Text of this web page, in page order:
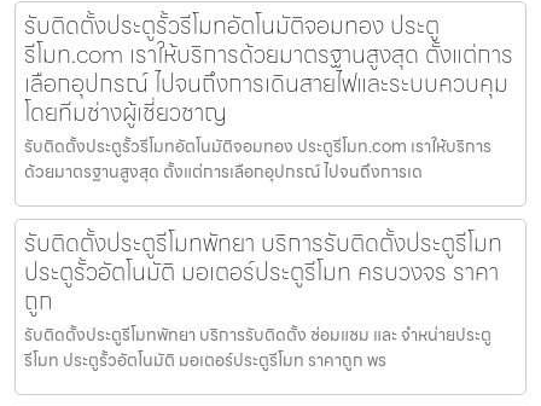
รับติดตั้งประตูรั้วรีโมทอัตโนมัติจอมทอง ประตู
รีโมท.com เราให้บริการด้วยมาตรฐานสูงสุด ตั้งแต่การ
เลือกอุปกรณ์ ไปจนถึงการเดินสายไฟและระบบควบคุม
โดยทีมช่างผู้เชี่ยวชาญ
รับติดตั้งประตูรั้วรีโมทอัตโนมัติจอมทอง ประตูรีโมท.com เราให้บริการ
ด้วยมาตรฐานสูงสุด ตั้งแต่การเลือกอุปกรณ์ ไปจนถึงการเด
รับติดตั้งประตูรีโมทพัทยา บริการรับติดตั้งประตูรีโมท
ประตูรั้วอัตโนมัติ มอเตอร์ประตูรีโมท ครบวงจร ราคา
ถูก
รับติดตั้งประตูรีโมทพัทยา บริการรับติดตั้ง ซ่อมแซม และ จำหน่ายประตู
รีโมท ประตูรั้วอัตโนมัติ มอเตอร์ประตูรีโมท ราคาถูก พร